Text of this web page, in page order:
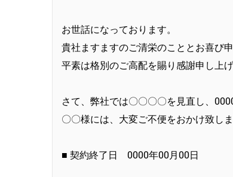
お世話になっております。
貴社ますますのご清栄のこととお喜び申
平素は格別のご高配を賜り感謝申し上げ
さて、弊社では〇〇〇〇を見直し、
〇〇様には、大変ご不便をおかけ致し
■ 契約終了日 0000年00月00日